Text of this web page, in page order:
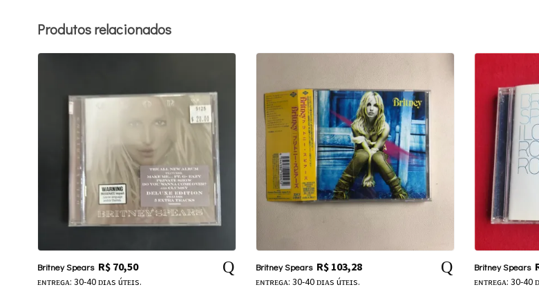
Produtos relacionados
Britney Spears R$70,50
ᴇɴᴛʀᴇɢᴀ: 30-40 ᴅɪᴀs úᴛᴇɪs.
Britney Spears R$103,28
ᴇɴᴛʀᴇɢᴀ: 30-40 ᴅɪᴀs úᴛᴇɪs.
Britney Spears
ᴇɴᴛʀᴇɢᴀ: 30-40